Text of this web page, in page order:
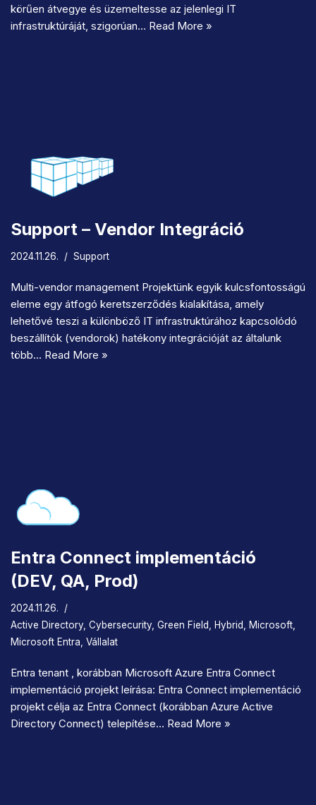
körűen átvegye és üzemeltesse az jelenlegi IT
infrastruktúráját, szigorúan… Read More »
Support – Vendor Integráció
2024.11.26. Support
Multi-vendor management Projektünk egyik kulcsfontosságú
eleme egy átfogó keretszerződés kialakítása, amely
lehetővé teszi a különböző IT infrastruktúrához kapcsolódó
beszállítók (vendorok) hatékony integrációját az általunk
több… Read More »
Entra Connect implementáció
(DEV, QA, Prod)
2024.11.26.
Active Directory, Cybersecurity, Green Field, Hybrid, Microsoft,
Microsoft Entra, Vállalat
Entra tenant , korábban Microsoft Azure Entra Connect
implementáció projekt leírása: Entra Connect implementáció
projekt célja az Entra Connect (korábban Azure Active
Directory Connect) telepítése… Read More »